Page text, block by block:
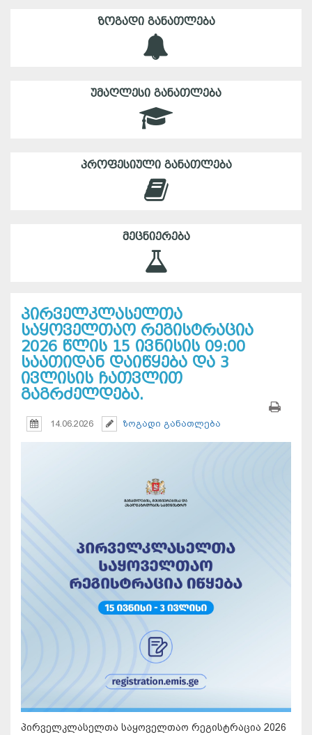
ᲖᲝᲒᲐᲓᲘ ᲒᲐᲜᲐᲗᲚᲔᲑᲐ
ᲣᲛᲐᲦᲚᲔᲡᲘ ᲒᲐᲜᲐᲗᲚᲔᲑᲐ
ᲞᲠᲝᲤᲔᲡᲘᲣᲚᲘ ᲒᲐᲜᲐᲗᲚᲔᲑᲐ
ᲛᲔᲪᲜᲘᲔᲠᲔᲑᲐ
პირველკლასელთა
საყოველთაო რეგისტრაცია
2026 წლის 15 ივნისის 09:00
საათიდან დაიწყება და 3
ივლისის ჩათვლით
გაგრძელდება.
14.06.2026 ზოგადი განათლება
პირველკლასელთა საყოველთაო რეგისტრაცია 2026